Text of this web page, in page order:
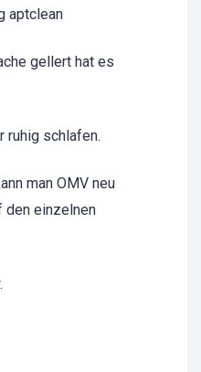
aptclean
gellert hat es
ruhig schlafen.
man OMV neu
den einzelnen